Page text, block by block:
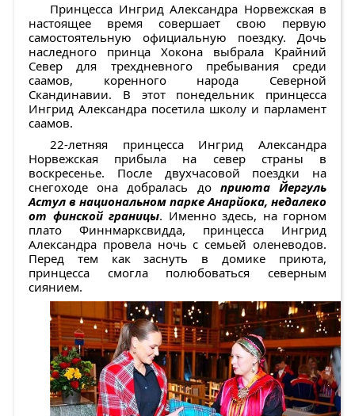
Принцесса Ингрид Александра Норвежская в
настоящее время совершает свою первую
самостоятельную официальную поездку. Дочь
наследного принца Хокона выбрала Крайний
Север для трехдневного пребывания среди
саамов, коренного народа Северной
Скандинавии. В этот понедельник принцесса
Ингрид Александра посетила школу и парламент
саамов.
22-летняя принцесса Ингрид Александра
Норвежская прибыла на север страны в
воскресенье. После двухчасовой поездки на
снегоходе она добралась до приюта Йергуль
Астул в национальном парке Анарйока, недалеко
от финской границы. Именно здесь, на горном
плато Финнмарксвидда, принцесса Ингрид
Александра провела ночь с семьей оленеводов.
Перед тем как заснуть в домике приюта,
принцесса смогла полюбоваться северным
сиянием.